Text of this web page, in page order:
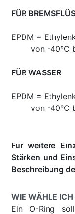
FÜR
EPDM =
von -40°C
FÜR WASSER
EPDM =
von -40°C
Für weitere
Stärken und
Beschreibung
WIE WÄHLE ICH
Ein O-Ring